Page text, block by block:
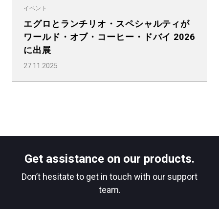
イベント
エグロとランチリオ・スペシャルティが
ワールド・オブ・コーヒー・ドバイ 2026
に出展
27.11.2025
Get assistance on our products.
Don’t hesitate to get in touch with our support
team.
すべて
ダウンロード
もっと見る